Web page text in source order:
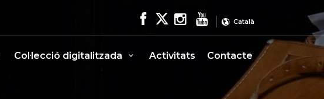
Català
Col·lecció digitalitzada Activitats Contacte